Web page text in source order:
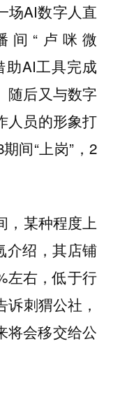
场AI数字人直
间“卢咪微
助AI工具完成
随后又与数字
人员的形象打
间“上岗”，2
，某种程度上
介绍，其店铺
左右，低于行
刺猬公社，
将会移交给公